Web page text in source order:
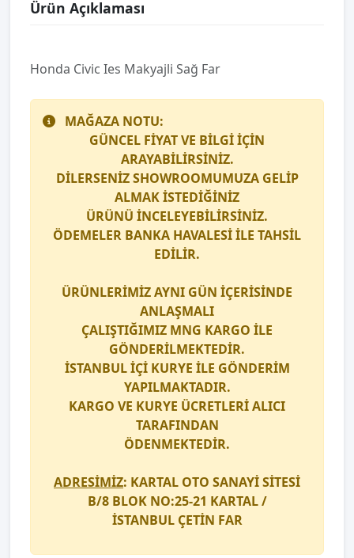
Ürün Açıklaması
Honda Civic Ies Makyajli Sağ Far
MAĞAZA NOTU:
GÜNCEL FİYAT VE BİLGİ İÇİN
ARAYABİLİRSİNİZ.
DİLERSENİZ SHOWROOMUMUZA GELİP
ALMAK İSTEDİĞİNİZ
ÜRÜNÜ İNCELEYEBİLİRSİNİZ.
ÖDEMELER BANKA HAVALESİ İLE TAHSİL
EDİLİR.
ÜRÜNLERİMİZ AYNI GÜN İÇERİSİNDE
ANLAŞMALI
ÇALIŞTIĞIMIZ MNG KARGO İLE
GÖNDERİLMEKTEDİR.
İSTANBUL İÇİ KURYE İLE GÖNDERİM
YAPILMAKTADIR.
KARGO VE KURYE ÜCRETLERİ ALICI
TARAFINDAN
ÖDENMEKTEDİR.
ADRESİMİZ: KARTAL OTO SANAYİ SİTESİ
B/8 BLOK NO:25-21 KARTAL /
İSTANBUL ÇETİN FAR